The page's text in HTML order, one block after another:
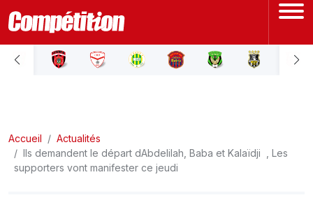
ACCUEIL
LIGUE 2
COUPE D'ALGÉRIE
Accueil
Actualités
Ils demandent le départ dAbdelilah, Baba et Kalaïdji , Les
supporters vont manifester ce jeudi